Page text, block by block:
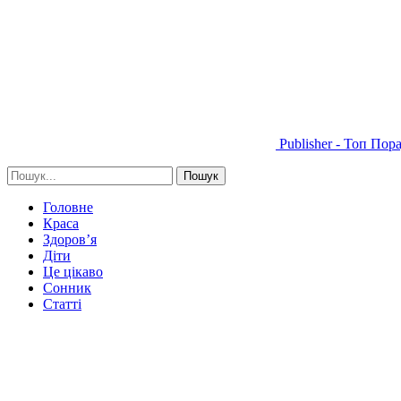
Publisher - Топ
Головне
Краса
Здоров’я
Діти
Це цікаво
Сонник
Статті